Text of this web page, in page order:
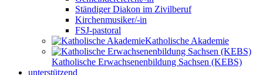
Ständiger Diakon im Zivilberuf
Kirchenmusiker/-in
FSJ-pastoral
Katholische Akademie
Katholische Erwachsenenbildung Sachsen (KEBS)
unterstützend